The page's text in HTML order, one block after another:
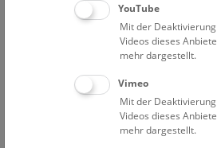
Die Donauauen sind wild und
Geheimnisse. Lerne Bewohner im
kennen und hör genau hin. Kannst
YouTube
Mit der
Videos dieses
mehr dargestellt.
Vimeo
Mit der
Videos dieses
mehr dargestellt.